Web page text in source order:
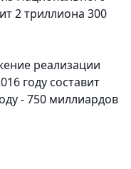
2 триллиона 300
реализации
году составит
- 750 миллиардов